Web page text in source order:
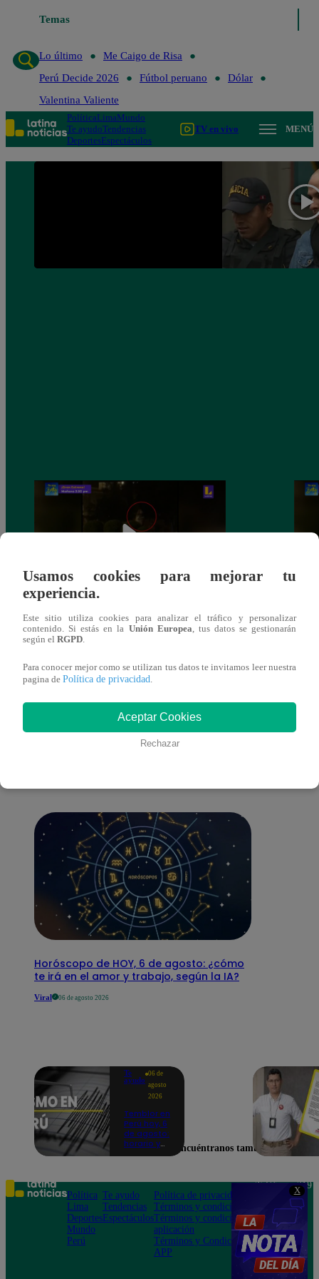
X
Temas
Lo último
Me Caigo de Risa
Perú Decide 2026
Fútbol peruano
Dólar
Valentina Valiente
PolíticaLimaMundo
Te ayudoTendencias
DeportesEspectáculos
TV en vivo MENÚ
Sofía Franco ocasiona triple choque en
estado de ebriedad
También te puede
Horóscopo de HOY, 6 de agosto: ¿cómo
te irá en el amor y trabajo, según la IA?
Viral 06 de agosto 2026
Te
ayudo
06 de
agosto
2026
Temblor en
Perú hoy, 6
de agosto:
horario y
según IGP
Usamos cookies para mejorar tu
experiencia.
Este sitio utiliza cookies para analizar el tráfico y personalizar
contenido. Si estás en la Unión Europea, tus datos se gestionarán
según el RGPD.
Para conocer mejor como se utilizan tus datos te invitamos leer nuestra
pagina de Política de privacidad.
Aceptar Cookies
Rechazar
Encuéntranos también en
Política
Lima
Deportes
Mundo
Perú
Te ayudo
Tendencias
Espectáculos
Política de privacidad
Términos y condiciones
Términos y condiciones
aplicación
Términos y Condiciones
APP
Teléfono: 219
Av. San
Felipe 968
Jesús María